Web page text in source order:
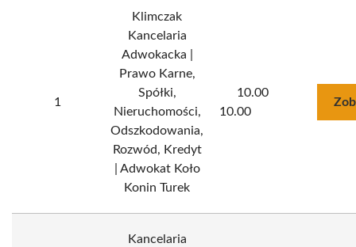
1
Klimczak
Kancelaria
Adwokacka |
Prawo Karne,
Spółki,
Nieruchomości,
Odszkodowania,
Rozwód, Kredyt
| Adwokat Koło
Konin Turek
10.00
10.00
Kancelaria